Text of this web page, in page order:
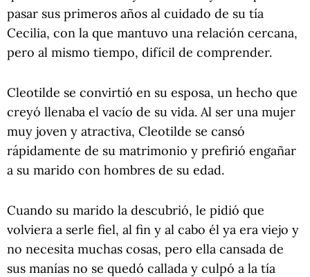
pasar sus primeros años al cuidado de su tía
Cecilia, con la que mantuvo una relación cercana,
pero al mismo tiempo, difícil de comprender.
Cleotilde se convirtió en su esposa, un hecho que
creyó llenaba el vacío de su vida. Al ser una mujer
muy joven y atractiva, Cleotilde se cansó
rápidamente de su matrimonio y prefirió engañar
a su marido con hombres de su edad.
Cuando su marido la descubrió, le pidió que
volviera a serle fiel, al fin y al cabo él ya era viejo y
no necesita muchas cosas, pero ella cansada de
sus manías no se quedó callada y culpó a la tía